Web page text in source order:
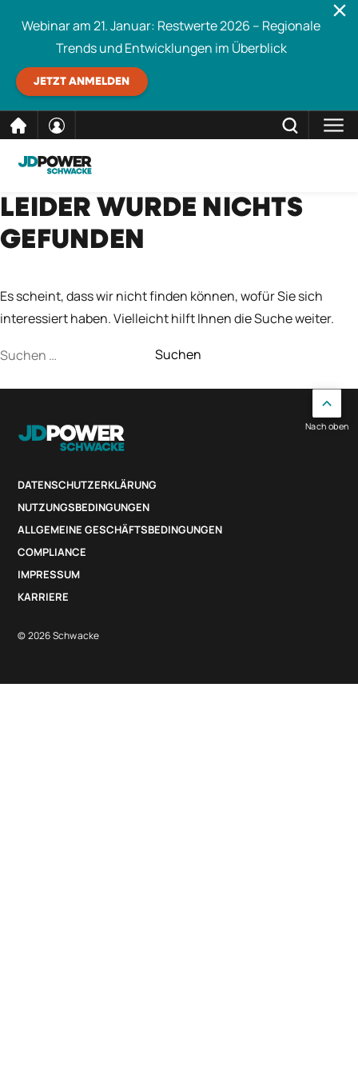
direkt
zum
Inhalt
Webinar am 21. Januar: Restwerte 2026 – Regionale
Trends und Entwicklungen im Überblick
JETZT ANMELDEN
Schwacke durchsuchen SCHLIESSEN
LEIDER WURDE NICHTS
GEFUNDEN
Es scheint, dass wir nicht finden können, wofür Sie sich
interessiert haben. Vielleicht hilft Ihnen die Suche weiter.
Suchen
DATENSCHUTZERKLÄRUNG
NUTZUNGSBEDINGUNGEN
ALLGEMEINE GESCHÄFTSBEDINGUNGEN
COMPLIANCE
IMPRESSUM
KARRIERE
© 2026 Schwacke
Nach oben